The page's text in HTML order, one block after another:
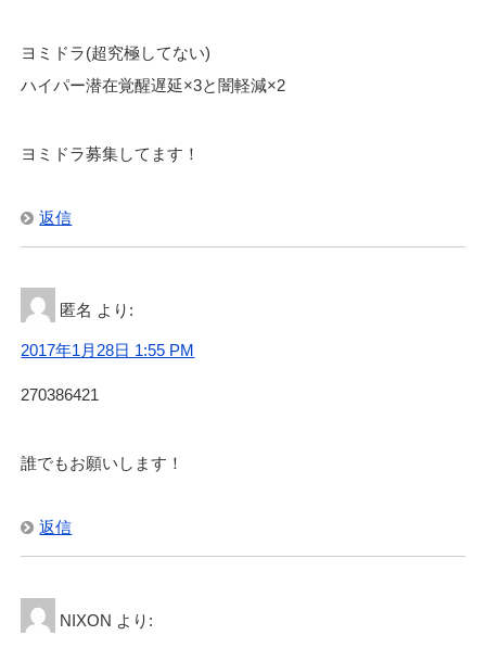
ヨミドラ(超究極してない)
ハイパー潜在覚醒遅延×3と闇軽減×2
ヨミドラ募集してます！
返信
匿名 より:
2017年1月28日 1:55 PM
270386421
誰でもお願いします！
返信
NIXON より: